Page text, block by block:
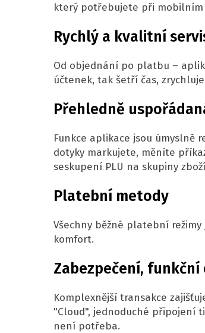
který potřebujete při mobilním
Rychlý a kvalitní
Od objednání po platbu –
účtenek, tak šetří čas,
Přehledně
Funkce aplikace jsou
dotyky markujete, měníte
seskupení PLU na skupiny
Platební metody
Všechny běžné platební
komfort.
Zabezpečení,
Komplexnější transakce
"Cloud", jednoduché připojení
není potřeba.